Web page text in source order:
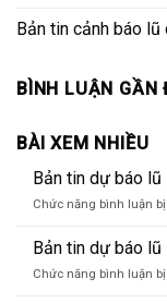
Bản tin cảnh báo
BÌNH LUẬN GẦN
BÀI XEM NHIỀU
Bản tin dự báo
Chức năng bình luận bị
Bản tin dự báo
Chức năng bình luận bị